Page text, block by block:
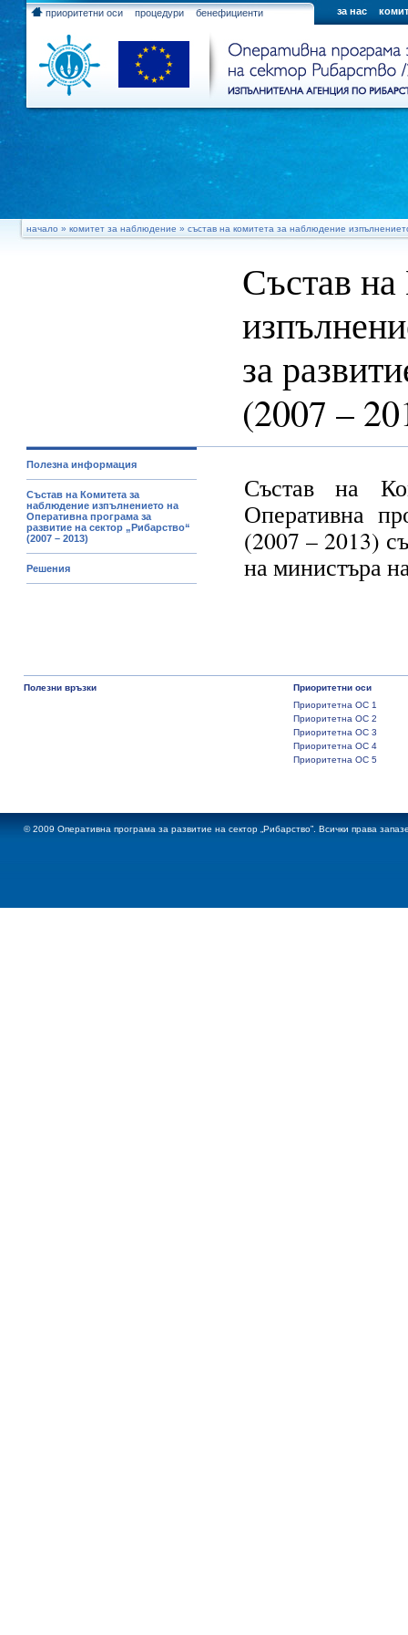
приоритетни оси процедури бенефициенти за нас
начало» комитет за наблюдение » състав на комитета за наблюдение
Състав
за
(2007 –
Полезна информация
Състав на Комитета за
наблюдение изпълнението на
Оперативна програма за
развитие на сектор „Рибарство“
(2007 – 2013)
Решения
Състав на
Оперативна
(2007 – 2013)
на министъра
Полезни връзки
Приоритетни оси
Приоритетна ОС 1
Приоритетна ОС 2
Приоритетна ОС 3
Приоритетна ОС 4
Приоритетна ОС 5
© 2009 Оперативна програма за развитие на сектор „Рибарство”. Всички права